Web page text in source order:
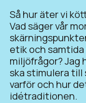
Så hur äter vi
Vad säger vår
etik och
miljöfrågor? Jag
ska stimulera till
varför och hur
idétraditionen.